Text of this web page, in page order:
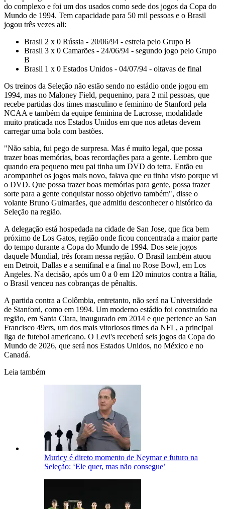
do complexo e foi um dos usados como sede dos jogos da Copa do
Mundo de 1994. Tem capacidade para 50 mil pessoas e o Brasil
jogou três vezes ali:
Brasil 2 x 0 Rússia - 20/06/94 - estreia pelo Grupo B
Brasil 3 x 0 Camarões - 24/06/94 - segundo jogo pelo Grupo
B
Brasil 1 x 0 Estados Unidos - 04/07/94 - oitavas de final
Os treinos da Seleção não estão sendo no estádio onde jogou em
1994, mas no Maloney Field, pequenino, para 2 mil pessoas, que
recebe partidas dos times masculino e feminino de Stanford pela
NCAA e também da equipe feminina de Lacrosse, modalidade
muito praticada nos Estados Unidos em que nos atletas devem
carregar uma bola com bastões.
"Não sabia, fui pego de surpresa. Mas é muito legal, que possa
trazer boas memórias, boas recordações para a gente. Lembro que
quando era pequeno meu pai tinha um DVD do tetra. Então eu
acompanhei os jogos mais novo, falava que eu tinha visto porque vi
o DVD. Que possa trazer boas memórias para gente, possa trazer
sorte para a gente conquistar nosso objetivo também", disse o
volante Bruno Guimarães, que admitiu desconhecer o histórico da
Seleção na região.
A delegação está hospedada na cidade de San Jose, que fica bem
próximo de Los Gatos, região onde ficou concentrada a maior parte
do tempo durante a Copa do Mundo de 1994. Dos sete jogos
daquele Mundial, três foram nessa região. O Brasil também atuou
em Detroit, Dallas e a semifinal e a final no Rose Bowl, em Los
Angeles. Na decisão, após um 0 a 0 em 120 minutos contra a Itália,
o Brasil venceu nas cobranças de pênaltis.
A partida contra a Colômbia, entretanto, não será na Universidade
de Stanford, como em 1994. Um moderno estádio foi construído na
região, em Santa Clara, inaugurado em 2014 e que pertence ao San
Francisco 49ers, um dos mais vitoriosos times da NFL, a principal
liga de futebol americano. O Levi's receberá seis jogos da Copa do
Mundo de 2026, que será nos Estados Unidos, no México e no
Canadá.
Leia também
Muricy é direto momento de Neymar e futuro na
Seleção: ‘Ele quer, mas não consegue’